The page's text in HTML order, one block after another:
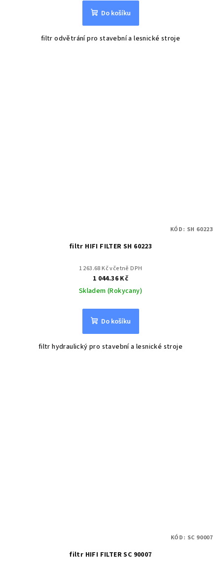
Do košíku
filtr odvětrání pro stavební a lesnické stroje
filtr HIFI FILTER SH 60223
1 263.68 Kč včetně DPH
1 044.36 Kč
Skladem (Rokycany)
Do košíku
filtr hydraulický pro stavební a lesnické stroje
KÓD: SH 60223
filtr HIFI FILTER SC 90007
KÓD: SC 90007